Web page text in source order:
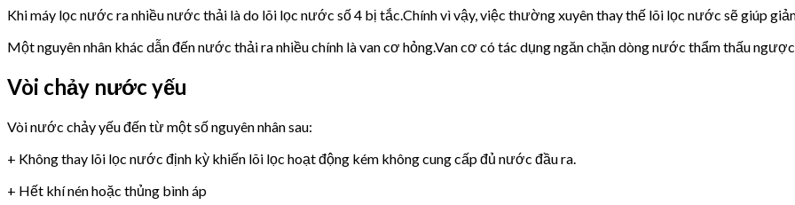
Khi máy lọc nước ra nhiều nước thải là do lõi lọc nước số 4 bị tắc.Chính vì vậy, việc thường xuyên thay thế lõi lọc nước sẽ giúp
Một nguyên nhân khác dẫn đến nước thải ra nhiều chính là van cơ hỏng.Van cơ có tác dụng ngăn chặn dòng nước thẩm thấu
Vòi chảy nước yếu
Vòi nước chảy yếu đến từ một số nguyên nhân sau:
+ Không thay lõi lọc nước định kỳ khiến lõi lọc hoạt động kém không cung cấp đủ nước đầu ra.
+ Hết khí nén hoặc thủng bình áp